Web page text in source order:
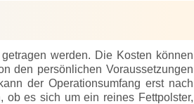
werden. Die Kosten können
den persönlichen Voraussetzungen
der Operationsumfang erst nach
ob es sich um ein reines Fettpolster,